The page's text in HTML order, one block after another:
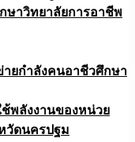
ษาวิทยาลัยการอาชีพ
ายกำลังคนอาชีวศึกษา
ช้พลังงานของหน่วย
วัดนครปฐม